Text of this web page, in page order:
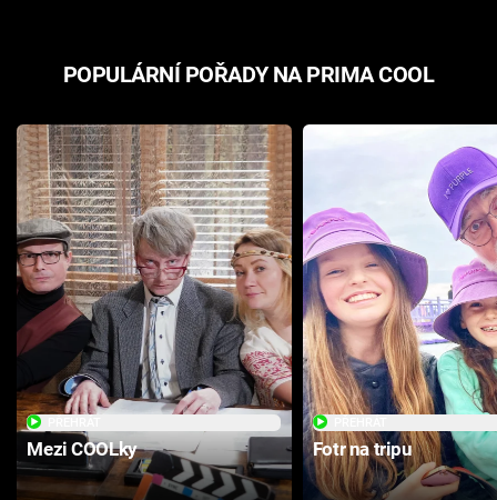
POPULÁRNÍ POŘADY NA PRIMA COOL
Mezi COOLky Fotr na tripu